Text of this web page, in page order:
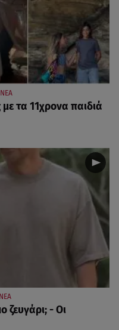
ΝΕΑ
τα 11χρονα παιδιά
ζευγάρι; - Οι